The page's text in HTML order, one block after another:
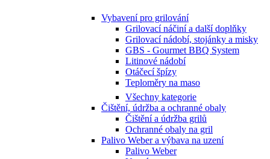
Vybavení pro grilování
Grilovací náčiní a další doplňky
Grilovací nádobí, stojánky a misky
GBS - Gourmet BBQ System
Litinové nádobí
Otáčecí špízy
Teploměry na maso
Všechny kategorie
Čištění, údržba a ochranné obaly
Čištění a údržba grilů
Ochranné obaly na gril
Palivo Weber a výbava na uzení
Palivo Weber